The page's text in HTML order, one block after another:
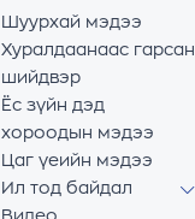
Шуурхай мэдээ
Хуралдаанаас гарсан
шийдвэр
Ёс зүйн дэд
хороодын мэдээ
Цаг үеийн мэдээ
Ил тод байдал
Видео